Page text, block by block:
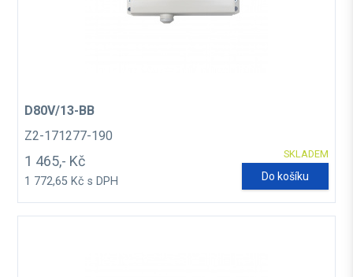
D80V/13-BB
Z2-171277-190
SKLADEM
1 465,- Kč
1 772,65 Kč s DPH Do košíku